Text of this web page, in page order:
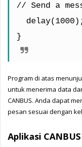
// Send a
}
Program di atas
untuk menerima data
CANBUS. Anda dapat
pesan sesuai dengan
Aplikasi